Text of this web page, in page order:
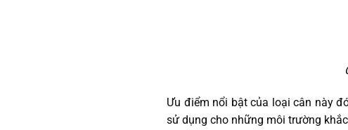
Ưu điểm nổi bật của loại cân này
sử dụng cho những môi trường